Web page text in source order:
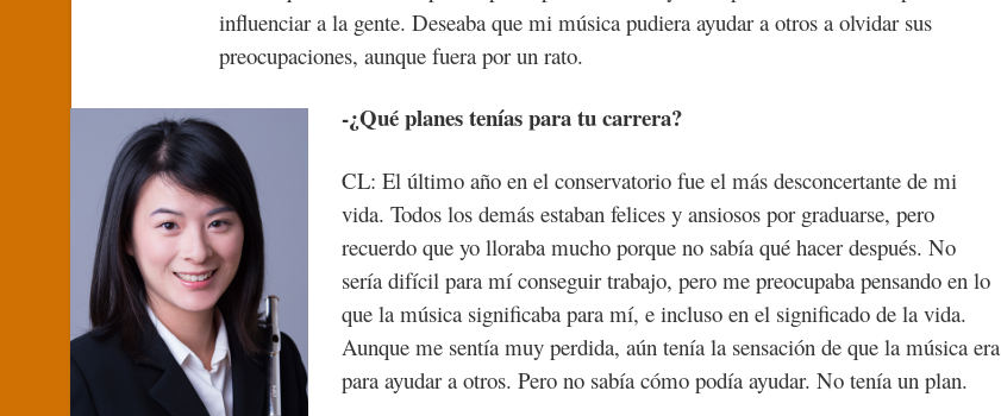
influenciar a la gente. Deseaba que mi música pudiera ayudar a otros a olvidar sus
preocupaciones, aunque fuera por un rato.
-¿Qué planes tenías para tu carrera?
CL: El último año en el conservatorio fue el más desconcertante de mi
vida. Todos los demás estaban felices y ansiosos por graduarse, pero
recuerdo que yo lloraba mucho porque no sabía qué hacer después. No
sería difícil para mí conseguir trabajo, pero me preocupaba pensando en lo
que la música significaba para mí, e incluso en el significado de la vida.
Aunque me sentía muy perdida, aún tenía la sensación de que la música era
para ayudar a otros. Pero no sabía cómo podía ayudar. No tenía un plan.